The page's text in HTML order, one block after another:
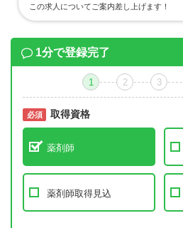
この求人についてご案内差し上げます！
1分で登録完了
1 2 3
必須 取得資格
薬剤師
薬剤師取得見込